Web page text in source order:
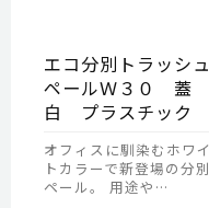
エコ分別トラッシュ
ペールＷ３０ 蓋
白 プラスチック
オフィスに馴染むホワイ
トカラーで新登場の分別
ペール。 用途や…